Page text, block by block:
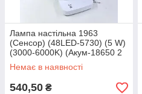
Лампа настільна 1963
(Сенсор) (48LED-5730) (5 W)
(3000-6000K) (Акум-18650 2
шт (6000mAh) (24 шт./ясне)
Немає в наявності
540,50 ₴